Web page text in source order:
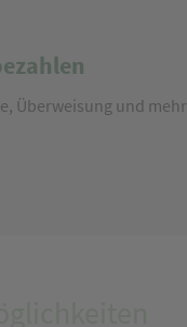
Überweisung und mehr